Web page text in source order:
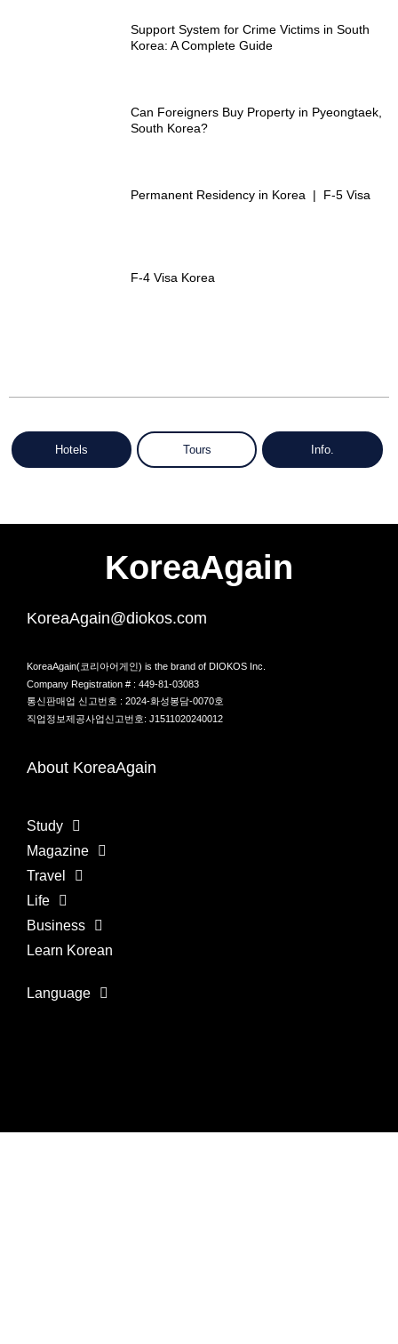
Support System for Crime Victims in South
Korea: A Complete Guide
Can Foreigners Buy Property in Pyeongtaek,
South Korea?
Permanent Residency in Korea | F-5 Visa
F-4 Visa Korea
Hotels Tours Info.
KoreaAgain
KoreaAgain@diokos.com
KoreaAgain(코리아어게인) is the brand of DIOKOS Inc.
Company Registration # : 449-81-03083
통신판매업 신고번호 : 2024-화성봉담-0070호
직업정보제공사업신고번호: J1511020240012
About KoreaAgain
Study
Magazine
Travel
Life
Business
Learn Korean
Language